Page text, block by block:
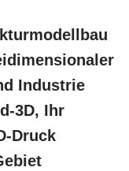
Industrie
3D, Ihr
Druck